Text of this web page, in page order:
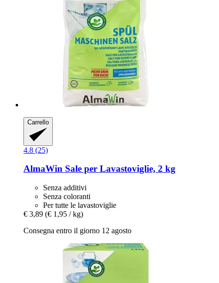
Carrello
4.8 (25)
AlmaWin Sale per Lavastoviglie, 2 kg
Senza additivi
Senza coloranti
Per tutte le lavastoviglie
€ 3,89 (€ 1,95 / kg)
Consegna entro il giorno 12 agosto